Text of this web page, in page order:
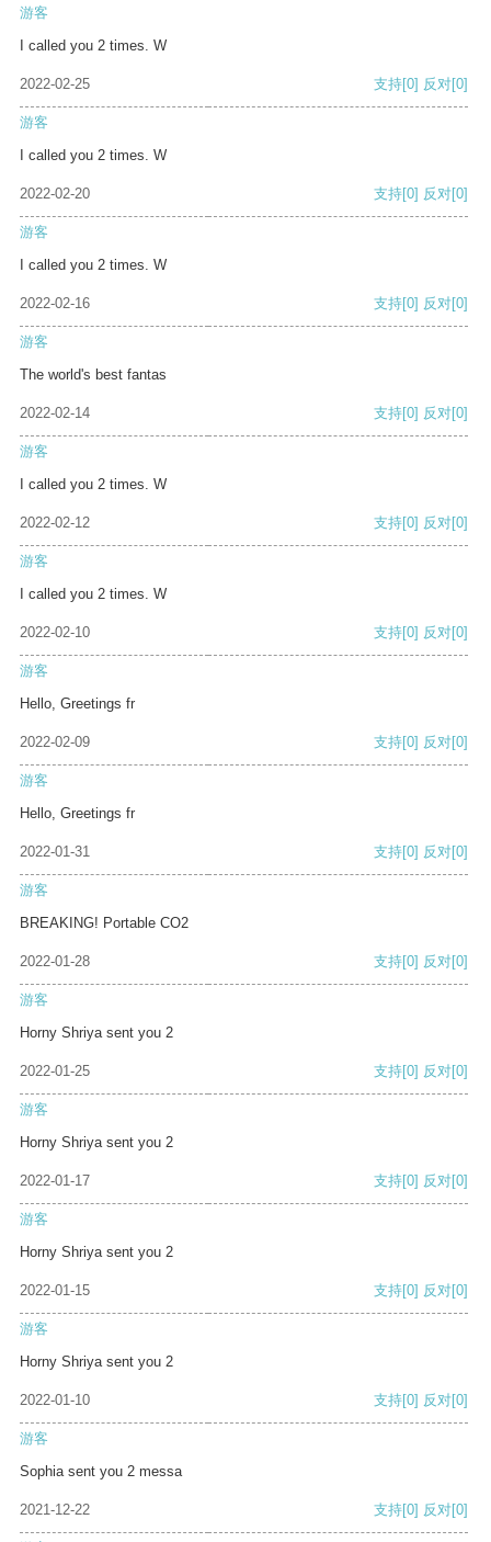
游客
I called you 2 times. W
2022-02-25 支持[0] 反对[0]
游客
I called you 2 times. W
2022-02-20 支持[0] 反对[0]
游客
I called you 2 times. W
2022-02-16 支持[0] 反对[0]
游客
The world's best fantas
2022-02-14 支持[0] 反对[0]
游客
I called you 2 times. W
2022-02-12 支持[0] 反对[0]
游客
I called you 2 times. W
2022-02-10 支持[0] 反对[0]
游客
Hello, Greetings fr
2022-02-09 支持[0] 反对[0]
游客
Hello, Greetings fr
2022-01-31 支持[0] 反对[0]
游客
BREAKING! Portable CO2
2022-01-28 支持[0] 反对[0]
游客
Horny Shriya sent you 2
2022-01-25 支持[0] 反对[0]
游客
Horny Shriya sent you 2
2022-01-17 支持[0] 反对[0]
游客
Horny Shriya sent you 2
2022-01-15 支持[0] 反对[0]
游客
Horny Shriya sent you 2
2022-01-10 支持[0] 反对[0]
游客
Sophia sent you 2 messa
2021-12-22 支持[0] 反对[0]